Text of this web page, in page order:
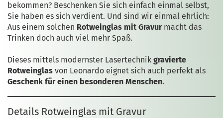
bekommen? Beschenken Sie sich einfach einmal selbst,
Sie haben es sich verdient. Und sind wir einmal ehrlich:
Aus einem solchen Rotweinglas mit Gravurmacht das
Trinken doch auch viel mehr Spaß.
Dieses mittels modernster Lasertechnik gravierte
Rotweinglas von Leonardo eignet sich auch perfekt als
Geschenk für einen besonderen Menschen.
Details Rotweinglas mit Gravur